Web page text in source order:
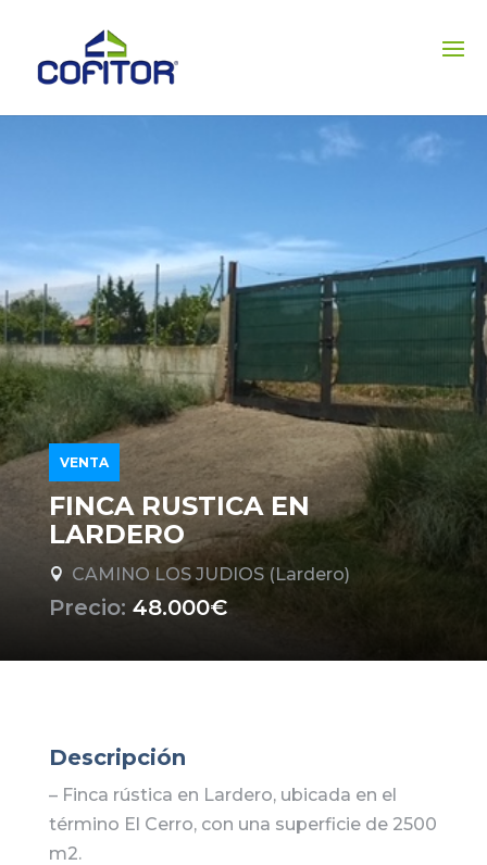
VENTA
FINCA RUSTICA EN
LARDERO
 CAMINO LOS JUDIOS (Lardero)
Precio: 48.000€
Descripción
– Finca rústica en Lardero, ubicada en el
término El Cerro, con una superficie de 2500
m2.